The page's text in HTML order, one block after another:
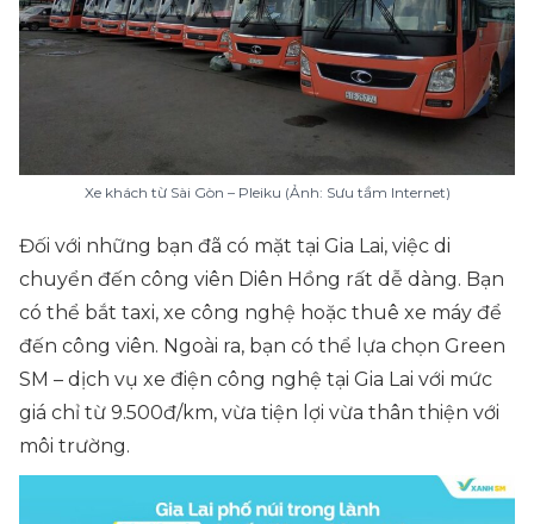
Xe khách từ Sài Gòn – Pleiku (Ảnh: Sưu tầm Internet)
Đối với những bạn đã có mặt tại Gia Lai, việc di
chuyển đến công viên Diên Hồng rất dễ dàng. Bạn
có thể bắt taxi, xe công nghệ hoặc thuê xe máy để
đến công viên. Ngoài ra, bạn có thể lựa chọn Green
SM – dịch vụ xe điện công nghệ tại Gia Lai với mức
giá chỉ từ 9.500đ/km, vừa tiện lợi vừa thân thiện với
môi trường.